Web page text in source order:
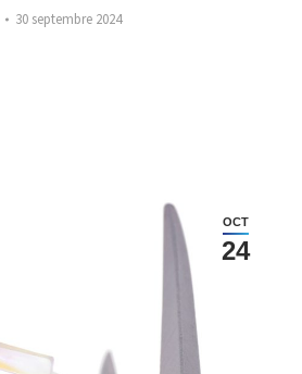
30 septembre 2024
OCT
24